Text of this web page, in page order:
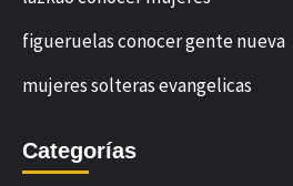
figueruelas conocer gente nueva
mujeres solteras evangelicas
Categorías